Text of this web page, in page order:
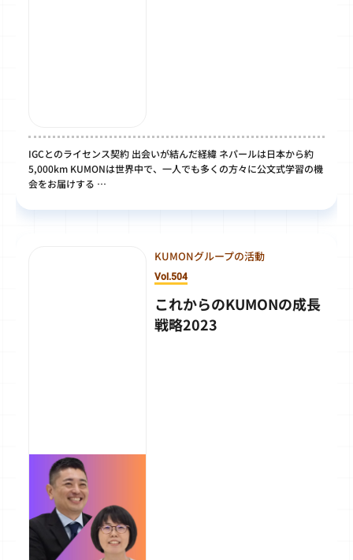
IGCとのライセンス契約 出会いが結んだ経緯 ネパールは日本から約
5,000km KUMONは世界中で、一人でも多くの方々に公文式学習の機
会をお届けする …
KUMONグループの活動
Vol.504
これからのKUMONの成長
戦略2023